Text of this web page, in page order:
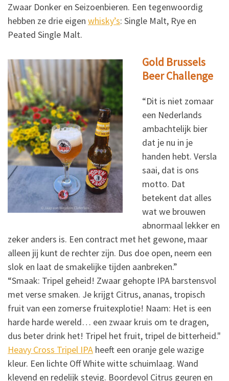
Zwaar Donker en Seizoenbieren. Een tegenwoordig
hebben ze drie eigen whisky’s: Single Malt, Rye en
Peated Single Malt.
Gold Brussels
Beer Challenge
“Dit is niet zomaar
een Nederlands
ambachtelijk bier
dat je nu in je
handen hebt. Versla
saai, dat is ons
motto. Dat
betekent dat alles
wat we brouwen
abnormaal lekker en
zeker anders is. Een contract met het gewone, maar
alleen jij kunt de rechter zijn. Dus doe open, neem een
slok en laat de smakelijke tijden aanbreken.”
“Smaak: Tripel geheid! Zwaar gehopte IPA barstensvol
met verse smaken. Je krijgt Citrus, ananas, tropisch
fruit van een zomerse fruitexplotie! Naam: Het is een
harde harde wereld… een zwaar kruis om te dragen,
dus beter drink het! Tripel het fruit, tripel de bitterheid."
Heavy Cross Tripel IPA heeft een oranje gele wazige
kleur. Een lichte Off White witte schuimlaag. Wand
klevend en redelijk stevig. Boordevol Citrus geuren en